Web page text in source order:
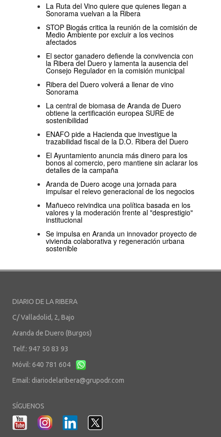
La Ruta del Vino quiere que quienes llegan a
Sonorama vuelvan a la Ribera
STOP Biogás critica la reunión de la comisión de
Medio Ambiente por excluir a los vecinos
afectados
El sector ganadero defiende la convivencia con
la Ribera del Duero y lamenta la ausencia del
Consejo Regulador en la comisión municipal
Ribera del Duero volverá a llenar de vino
Sonorama
La central de biomasa de Aranda de Duero
obtiene la certificación europea SURE de
sostenibilidad
ENAFO pide a Hacienda que investigue la
trazabilidad fiscal de la D.O. Ribera del Duero
El Ayuntamiento anuncia más dinero para los
bonos al comercio, pero mantiene sin aclarar los
detalles de la campaña
Aranda de Duero acoge una jornada para
impulsar el relevo generacional de los negocios
Mañueco reivindica una política basada en los
valores y la moderación frente al "desprestigio"
institucional
Se impulsa en Aranda un innovador proyecto de
vivienda colaborativa y regeneración urbana
sostenible
DIARIO DE LA RIBERA
C/ Valladolid, 2, Bajo
Aranda de Duero (Burgos)
Telf.: 947 50 83 93
Móvil: 640 781 604
Email: diariodelaribera@grupodr.com
SÍGUENOS